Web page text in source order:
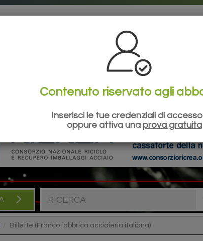
Billette (Franco fabbrica acciaieria italiana)
la tua esperienza di navigazione sul nostro sito,
le tue impostazioni e rifiutare che alcuni tipi di cookies
Contenuto riservato agli
Inserisci le tue credenziali di accesso
oppure attiva una prova gratuita